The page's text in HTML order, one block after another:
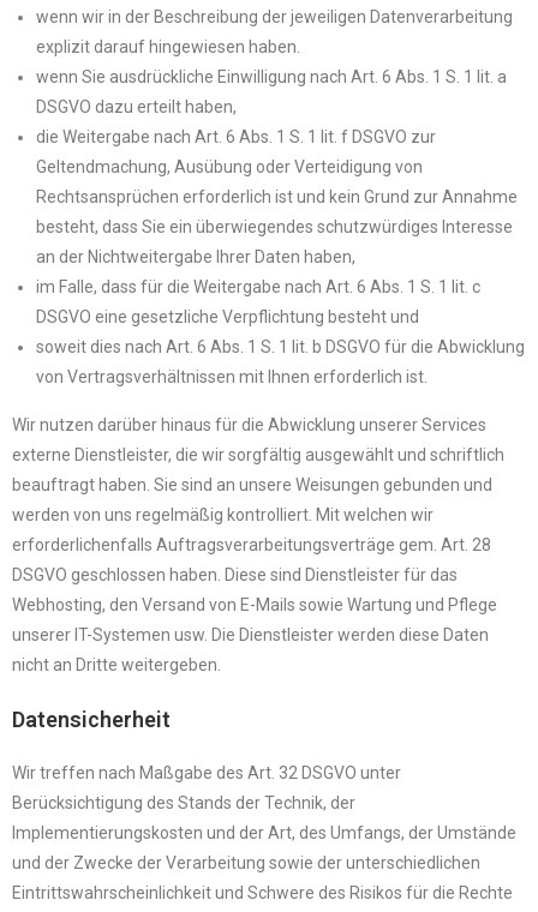
wenn wir in der Beschreibung der jeweiligen Datenverarbeitung
explizit darauf hingewiesen haben.
wenn Sie ausdrückliche Einwilligung nach Art. 6 Abs. 1 S. 1 lit. a
DSGVO dazu erteilt haben,
die Weitergabe nach Art. 6 Abs. 1 S. 1 lit. f DSGVO zur
Geltendmachung, Ausübung oder Verteidigung von
Rechtsansprüchen erforderlich ist und kein Grund zur Annahme
besteht, dass Sie ein überwiegendes schutzwürdiges Interesse
an der Nichtweitergabe Ihrer Daten haben,
im Falle, dass für die Weitergabe nach Art. 6 Abs. 1 S. 1 lit. c
DSGVO eine gesetzliche Verpflichtung besteht und
soweit dies nach Art. 6 Abs. 1 S. 1 lit. b DSGVO für die Abwicklung
von Vertragsverhältnissen mit Ihnen erforderlich ist.
Wir nutzen darüber hinaus für die Abwicklung unserer Services
externe Dienstleister, die wir sorgfältig ausgewählt und schriftlich
beauftragt haben. Sie sind an unsere Weisungen gebunden und
werden von uns regelmäßig kontrolliert. Mit welchen wir
erforderlichenfalls Auftragsverarbeitungsverträge gem. Art. 28
DSGVO geschlossen haben. Diese sind Dienstleister für das
Webhosting, den Versand von E-Mails sowie Wartung und Pflege
unserer IT-Systemen usw. Die Dienstleister werden diese Daten
nicht an Dritte weitergeben.
Datensicherheit
Wir treffen nach Maßgabe des Art. 32 DSGVO unter
Berücksichtigung des Stands der Technik, der
Implementierungskosten und der Art, des Umfangs, der Umstände
und der Zwecke der Verarbeitung sowie der unterschiedlichen
Eintrittswahrscheinlichkeit und Schwere des Risikos für die Rechte